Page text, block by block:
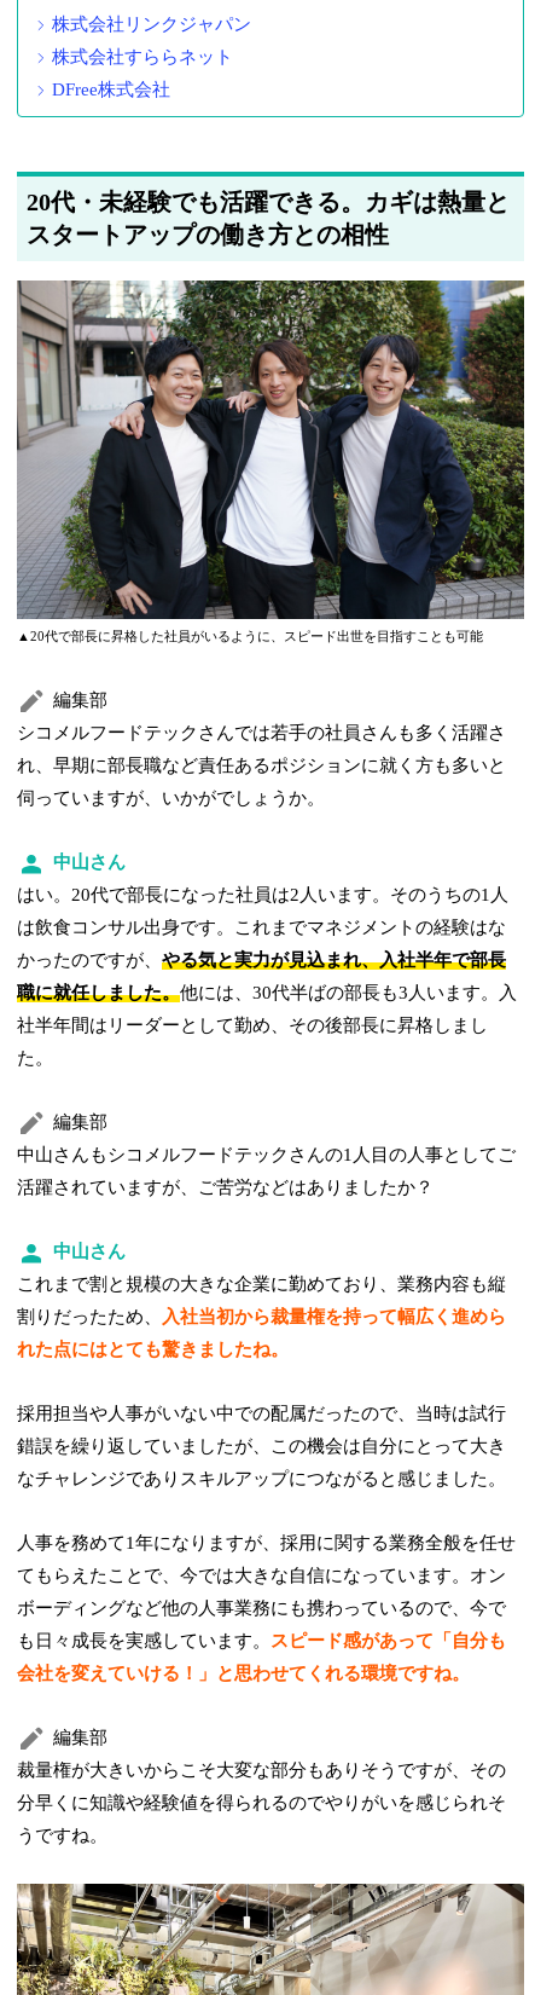
株式会社リンクジャパン
株式会社すららネット
DFree株式会社
20代・未経験でも活躍できる。カギは熱量と
スタートアップの働き方との相性
▲20代で部長に昇格した社員がいるように、スピード出世を目指すことも可能
編集部
シコメルフードテックさんでは若手の社員さんも多く活躍さ
れ、早期に部長職など責任あるポジションに就く方も多いと
伺っていますが、いかがでしょうか。
中山さん
はい。20代で部長になった社員は2人います。そのうちの1人
は飲食コンサル出身です。これまでマネジメントの経験はな
かったのですが、やる気と実力が見込まれ、入社半年で部長
職に就任しました。他には、30代半ばの部長も3人います。入
社半年間はリーダーとして勤め、その後部長に昇格しまし
た。
編集部
中山さんもシコメルフードテックさんの1人目の人事としてご
活躍されていますが、ご苦労などはありましたか？
中山さん
これまで割と規模の大きな企業に勤めており、業務内容も縦
割りだったため、
入社当初から裁量権を持って幅広く進めら
れた点にはとても驚きましたね。
採用担当や人事がいない中での配属だったので、当時は試行
錯誤を繰り返していましたが、この機会は自分にとって大き
なチャレンジでありスキルアップにつながると感じました。
人事を務めて1年になりますが、採用に関する業務全般を任せ
てもらえたことで、今では大きな自信になっています。オン
ボーディングなど他の人事業務にも携わっているので、今で
も日々成長を実感しています。
スピード感があって「自分も
会社を変えていける！」と思わせてくれる環境ですね。
編集部
裁量権が大きいからこそ大変な部分もありそうですが、その
分早くに知識や経験値を得られるのでやりがいを感じられそ
うですね。